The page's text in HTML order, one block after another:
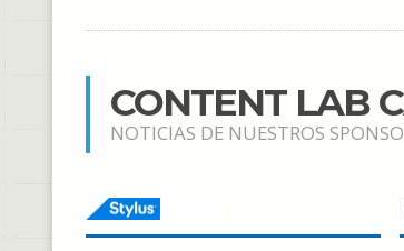
CONTENT LAB
NOTICIAS DE NUESTROS